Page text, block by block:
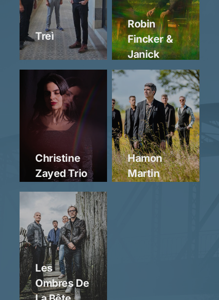
Treì
Robin
Fincker &
Janick
Martin
Christine
Zayed Trio
Hamon
Martin
Les
Ombres De
Erwan
Hamon
&